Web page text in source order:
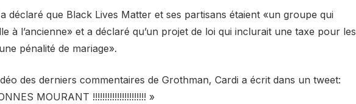
déclaré que Black Lives Matter et ses partisans étaient «un groupe qui
à l’ancienne» et a déclaré qu’un projet de loi qui inclurait une taxe pour les
pénalité de mariage».
des derniers commentaires de Grothman, Cardi a écrit dans un tweet:
MOURANT !!!!!!!!!!!!!!!!!!!!!! »